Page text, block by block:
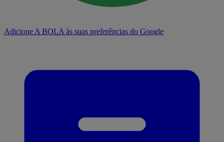
Adicione A BOLA às suas preferências do Google